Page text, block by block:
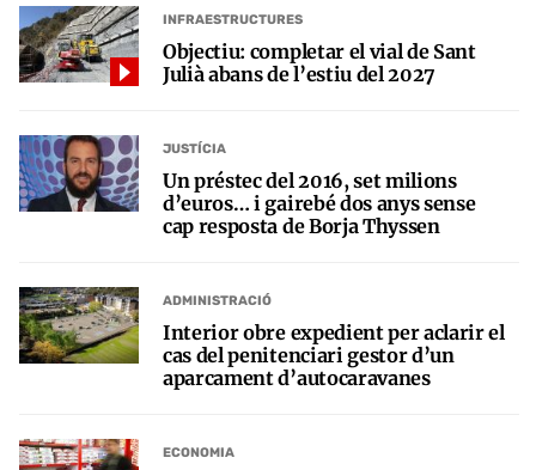
INFRAESTRUCTURES
Objectiu: completar el vial de Sant
Julià abans de l’estiu del 2027
JUSTÍCIA
Un préstec del 2016, set milions
d’euros… i gairebé dos anys sense
cap resposta de Borja Thyssen
ADMINISTRACIÓ
Interior obre expedient per aclarir el
cas del penitenciari gestor d’un
aparcament d’autocaravanes
ECONOMIA